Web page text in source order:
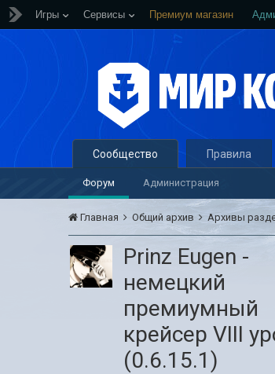
Игры Сервисы Премиум магазин
Сообщество
Форум Администрация
Правила
Главная Общий архив Архивы
Prinz Eugen -
немецкий
премиумный
крейсер VIII
(0.6.15.1)